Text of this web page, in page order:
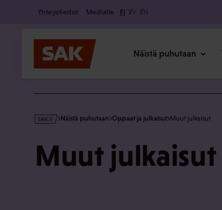
Secondary
Yhteystiedot Medialle FI SV EN
Näistä puhutaan
s
Näistä puhutaan Oppaat ja julkaisut Muut julkaisut
Muut julkaisut